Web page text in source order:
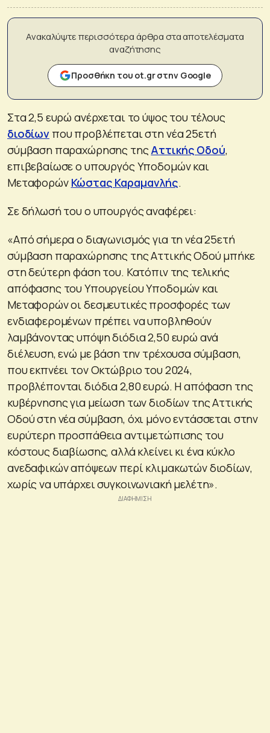
Ανακαλύψτε περισσότερα άρθρα στα αποτελέσματα
αναζήτησης
Προσθήκη του ot.gr στην Google
Στα 2,5 ευρώ ανέρχεται το ύψος του τέλους
διοδίωνπου προβλέπεται στη νέα 25ετή
σύμβαση παραχώρησης τηςΑττικής Οδού,
επιβεβαίωσε ο υπουργός Υποδομών και
Μεταφορών Κώστας Καραμανλής.
Σε δήλωσή του ο υπουργός αναφέρει:
«Από σήμερα ο διαγωνισμός για τη νέα 25ετή
σύμβαση παραχώρησης της Αττικής Οδού μπήκε
στη δεύτερη φάση του. Κατόπιν της τελικής
απόφασης του Υπουργείου Υποδομών και
Μεταφορών οι δεσμευτικές προσφορές των
ενδιαφερομένων πρέπει να υποβληθούν
λαμβάνοντας υπόψη διόδια 2,50 ευρώ ανά
διέλευση, ενώ με βάση την τρέχουσα σύμβαση,
που εκπνέει τον Οκτώβριο του 2024,
προβλέπονται διόδια 2,80 ευρώ. Η απόφαση της
κυβέρνησης για μείωση των διοδίων της Αττικής
Οδού στη νέα σύμβαση, όχι μόνο εντάσσεται στην
ευρύτερη προσπάθεια αντιμετώπισης του
κόστους διαβίωσης, αλλά κλείνει κι ένα κύκλο
ανεδαφικών απόψεων περί κλιμακωτών διοδίων,
χωρίς να υπάρχει συγκοινωνιακή μελέτη».